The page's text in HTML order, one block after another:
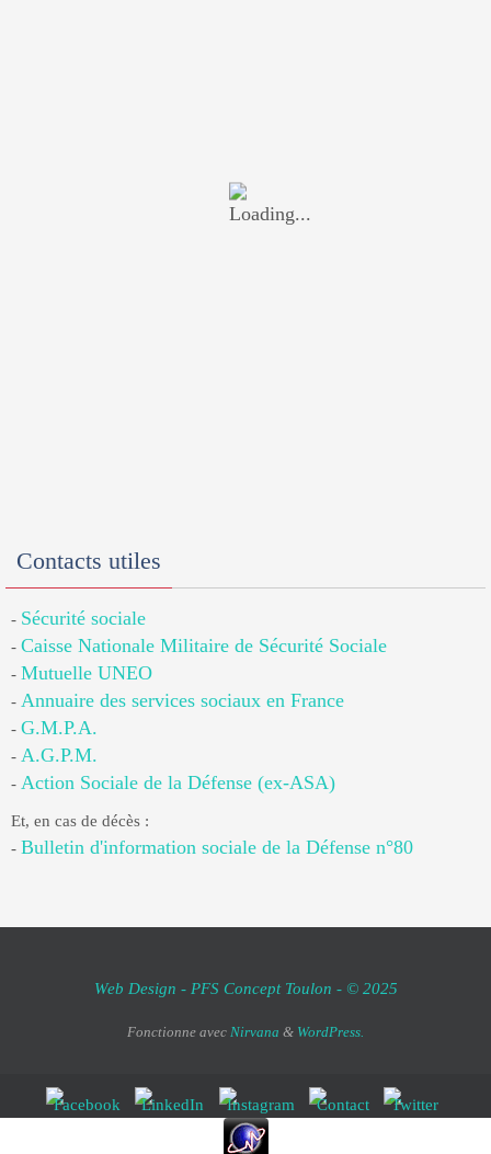
Contacts utiles
- Sécurité sociale
- Caisse Nationale Militaire de Sécurité Sociale
- Mutuelle UNEO
- Annuaire des services sociaux en France
- G.M.P.A.
- A.G.P.M.
- Action Sociale de la Défense (ex-ASA)
Et, en cas de décès :
- Bulletin d'information sociale de la Défense n°80
Web Design - PFS Concept Toulon - © 2025
Fonctionne avec Nirvana & WordPress.